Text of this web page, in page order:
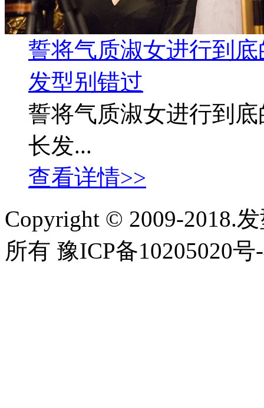
誓将气质淑女进行到
发型别错过
誓将气质淑女进行到
长发...
查看详情>>
Copyright © 2009-2018.
所有 豫ICP备10205020号